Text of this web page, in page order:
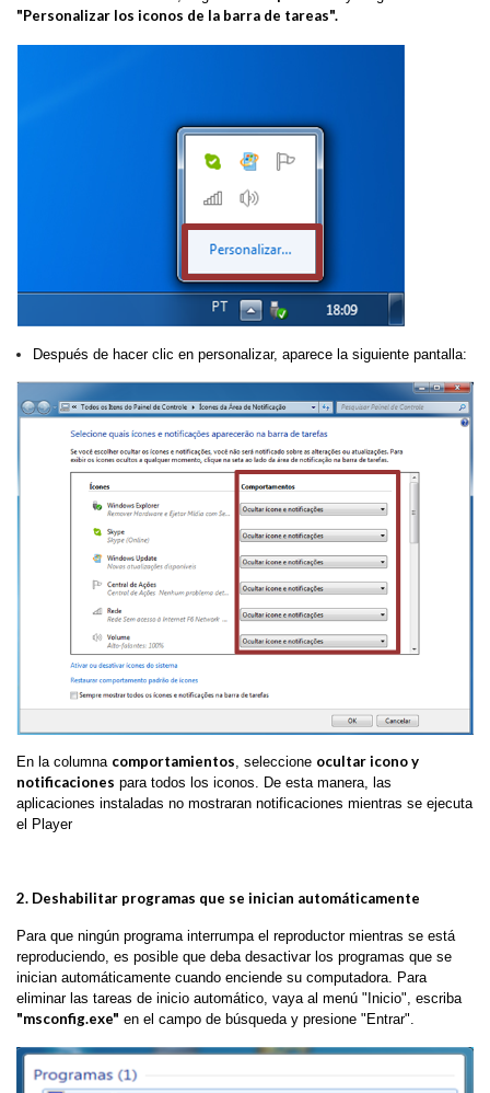
"Personalizar los iconos de la barra de tareas".
Después de hacer clic en personalizar, aparece la siguiente pantalla:
En la columna comportamientos, seleccione ocultar icono y
notificaciones para todos los iconos. De esta manera, las
aplicaciones instaladas no mostraran notificaciones mientras se ejecuta
el Player
2. Deshabilitar programas que se inician automáticamente
Para que ningún programa interrumpa el reproductor mientras se está
reproduciendo, es posible que deba desactivar los programas que se
inician automáticamente cuando enciende su computadora. Para
eliminar las tareas de inicio automático, vaya al menú "Inicio", escriba
"msconfig.exe" en el campo de búsqueda y presione "Entrar".